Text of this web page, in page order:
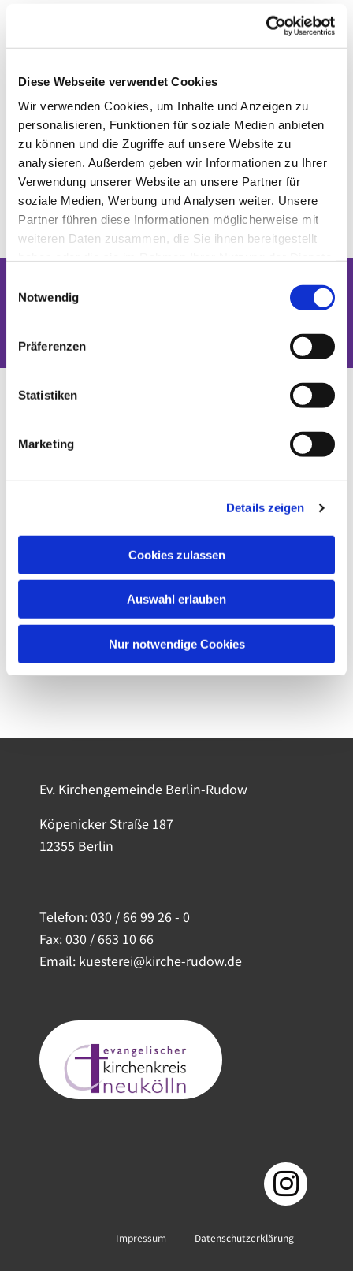
Diese Webseite verwendet Cookies
Wir verwenden Cookies, um Inhalte und Anzeigen zu
personalisieren, Funktionen für soziale Medien anbieten
zu können und die Zugriffe auf unsere Website zu
analysieren. Außerdem geben wir Informationen zu Ihrer
Verwendung unserer Website an unsere Partner für
soziale Medien, Werbung und Analysen weiter. Unsere
Partner führen diese Informationen möglicherweise mit
weiteren Daten zusammen, die Sie ihnen bereitgestellt
Notwendig
Präferenzen
Statistiken
Marketing
Details zeigen
Cookies zulassen
Auswahl erlauben
Nur notwendige Cookies
Dies könnte Sie auch interessieren
Ev. Kirchengemeinde Berlin-Rudow
Köpenicker Straße 187
12355 Berlin
Telefon:030 / 66 99 26 - 0
Fax: 030 / 663 10 66
Email: kuesterei@kirche-rudow.de
Impressum Datenschutzerklärung